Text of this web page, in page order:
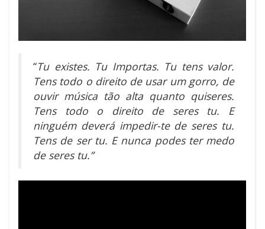
“Tu existes. Tu Importas. Tu tens valor.
Tens todo o direito de usar um gorro, de
ouvir música tão alta quanto quiseres.
Tens todo o direito de seres tu. E
ninguém deverá impedir-te de seres tu.
Tens de ser tu. E nunca podes ter medo
de seres tu.”